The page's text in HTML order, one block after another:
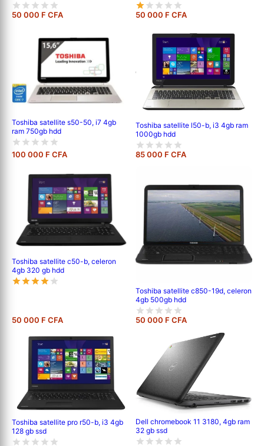
50 000 F CFA 50 000 F CFA
Toshiba satellite s50-50, i7 4gb
ram 750gb hdd
100 000 F CFA
Toshiba satellite l50-b, i3 4gb ram
1000gb hdd
85 000 F CFA
Toshiba satellite c50-b, celeron
4gb 320 gb hdd
50 000 F CFA
Toshiba satellite c850-19d, celeron
4gb 500gb hdd
50 000 F CFA
Toshiba satellite pro r50-b, i3 4gb
128 gb ssd
Dell chromebook 11 3180, 4gb ram
32 gb ssd